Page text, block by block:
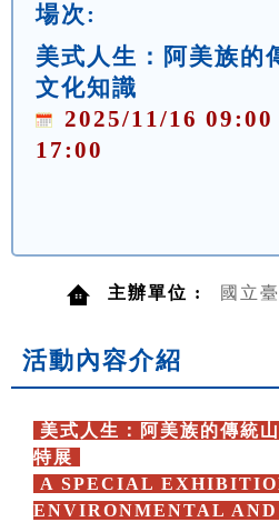
場次:
美式人生：阿美族的
文化知識
2025/11/16 09:00
17:00
主辦單位 : 國立
活動內容介紹
美式人生：阿美族的傳統
特展
A SPECIAL
ENVIRONMENTAL